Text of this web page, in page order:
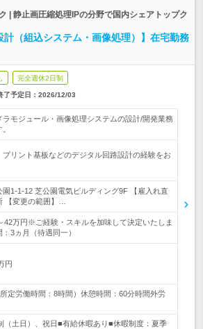
| 静止画圧縮処理IPの分野で国内シェアトップク
計（組込システム・画像処理）】在宅勤務
完全週休2日制
了予定日： 2026/12/03
ラモジュール・画像処理システムの設計/開発業務
プリント基板などのデジタル回路設計の経験をお
園1-1-12 芝公園電気ビルディング9F 【雇入れ直
【変更の範囲】…
42万円※ご経験・スキルを加味して決定いたしま
3ヵ月（待遇同一）
円
定労働時間：8時間）休憩時間：60分時間外労
（土日）、祝日■有給休暇あり■休暇制度：夏季